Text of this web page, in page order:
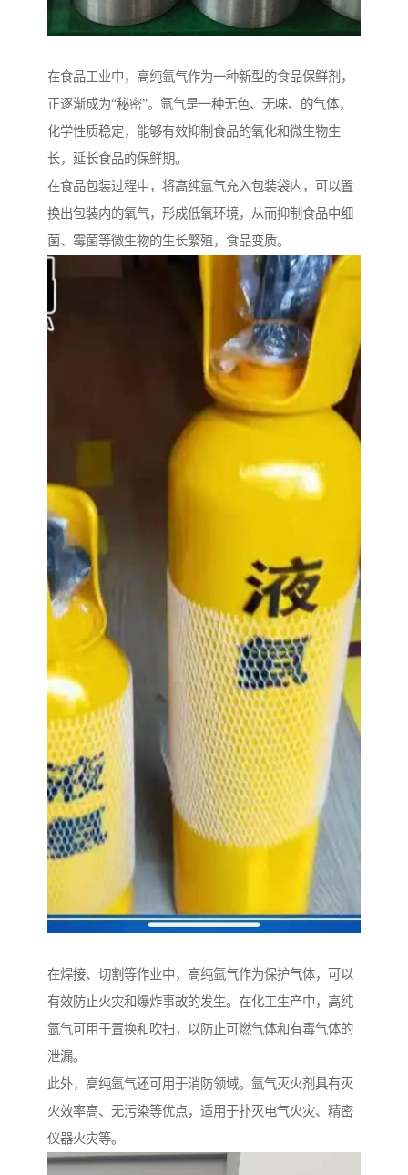
在食品工业中，高纯氩气作为一种新型的食品保鲜剂，
正逐渐成为“秘密”。氩气是一种无色、无味、的气体，
化学性质稳定，能够有效抑制食品的氧化和微生物生
长，延长食品的保鲜期。
在食品包装过程中，将高纯氩气充入包装袋内，可以置
换出包装内的氧气，形成低氧环境，从而抑制食品中细
菌、霉菌等微生物的生长繁殖，食品变质。
在焊接、切割等作业中，高纯氩气作为保护气体，可以
有效防止火灾和爆炸事故的发生。在化工生产中，高纯
氩气可用于置换和吹扫，以防止可燃气体和有毒气体的
泄漏。
此外，高纯氩气还可用于消防领域。氩气灭火剂具有灭
火效率高、无污染等优点，适用于扑灭电气火灾、精密
仪器火灾等。